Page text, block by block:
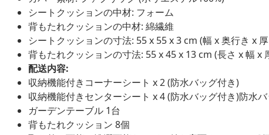
シートクッションの中材: フォーム
背もたれクッションの中材: 綿繊維
シートクッションの寸法: 55 x 55 x 3 cm (幅 x 奥行き x
背もたれクッションの寸法: 55 x 45 x 13 cm (長さ x 幅 x
配送内容:
収納機能付きコーナーシート x 2 (防水バッグ付き)
収納機能付きセンターシート x 4 (防水バッグ付き)防水
ガーデンテーブル 1台
背もたれクッション 8個